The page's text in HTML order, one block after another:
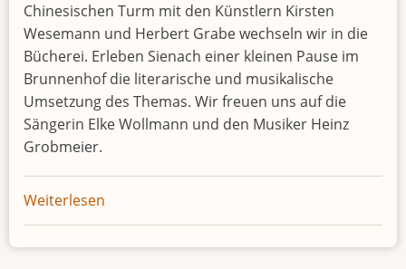
Chinesischen Turm mit den Künstlern Kirsten
Wesemann und Herbert Grabe wechseln wir in die
Bücherei. Erleben Sienach einer kleinen Pause im
Brunnenhof die literarische und musikalische
Umsetzung des Themas. Wir freuen uns auf die
Sängerin Elke Wollmann und den Musiker Heinz
Grobmeier.
Weiterlesen
Wilde
Räume